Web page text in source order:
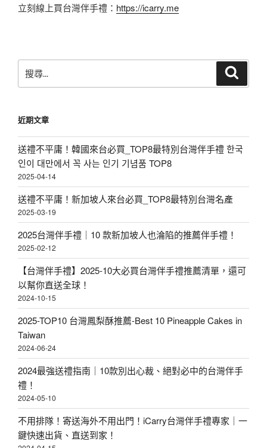
立刻線上買台灣伴手禮： https://icarry.me
尋
字:
近期文章
送禮不平庸！韓國來台必買_TOP8最特別台灣伴手禮 한국
인이 대만에서 꼭 사는 인기 기념품 TOP8
2025-04-14
送禮不平庸！新加坡人來台必買_TOP8最特別台灣名產
2025-03-19
2025台灣伴手禮｜10 款新加坡人也淪陷的推薦伴手禮！
2025-02-12
【台灣伴手禮】2025-10大必買台灣伴手禮推薦清單，還可
以幫你直送全球！
2024-10-15
2025-TOP10 台灣鳳梨酥推薦-Best 10 Pineapple Cakes in
Taiwan
2024-06-24
2024最強送禮指南｜10款別出心裁、絕對必中的台灣伴手
禮！
2024-05-10
不用排隊！寄送海外不用出門！iCarry台灣伴手禮專家｜一
鍵快速出貨、直送到家！